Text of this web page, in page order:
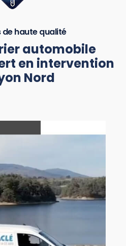
haute qualité
automobile
en intervention
Nord